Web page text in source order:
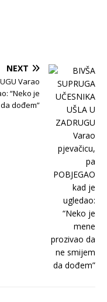
NEXT
Varao
“Neko je
dođem”